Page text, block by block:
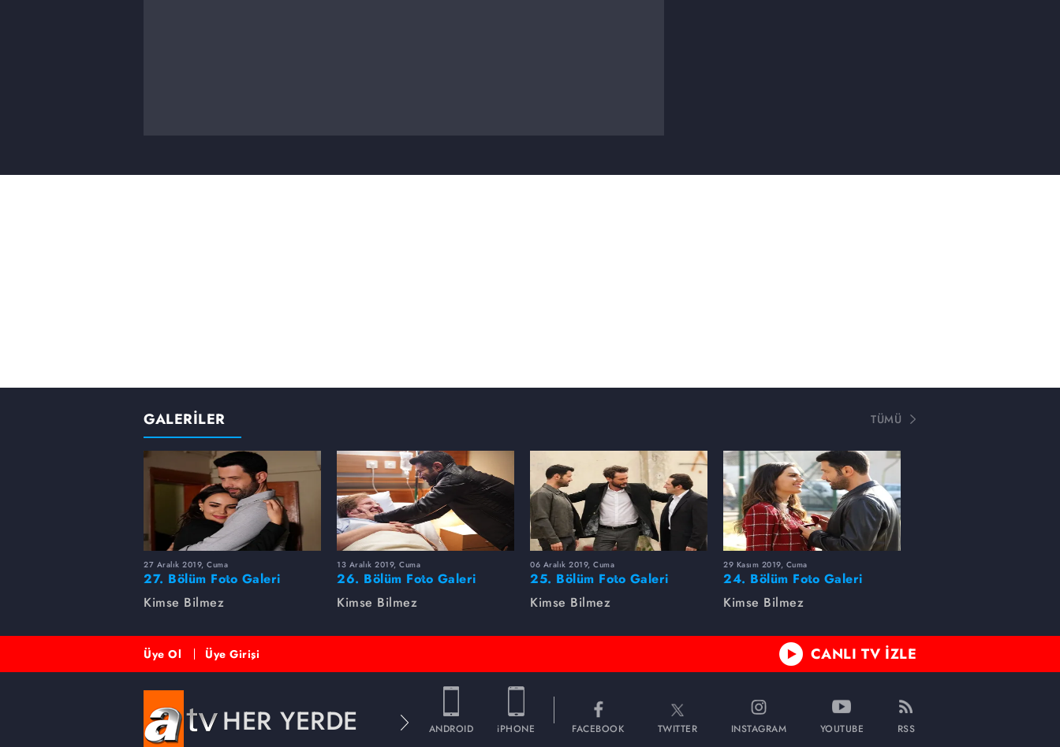
GALERİLER TÜMÜ
27 Aralık 2019, Cuma
27. Bölüm Foto Galeri
Kimse Bilmez
13 Aralık 2019, Cuma
26. Bölüm Foto Galeri
Kimse Bilmez
06 Aralık 2019, Cuma
25. Bölüm Foto Galeri
Kimse Bilmez
29 Kasım 2019, Cuma
24. Bölüm Foto Galeri
Kimse Bilmez
Üye Ol Üye Girişi CANLI TV İZLE
HER YERDE ANDROID iPHONE FACEBOOK TWITTER INSTAGRAM YOUTUBE RSS